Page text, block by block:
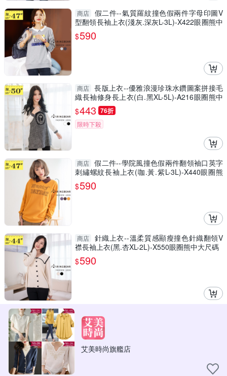
商店
假二件--氣質羅紋撞色假兩件字母印圖V
型翻領長袖上衣(淺灰.深灰L-3L)-X422眼圈熊中
大尺碼
$590
商店 長版上衣--優雅浪漫珍珠水鑽圖案拼接毛
織長袖修身長上衣(白.黑XL-5L)-A216眼圈熊中
大尺碼
$443 76折
限時下殺
商店 假二件--學院風撞色假兩件翻領袖口英字
刺繡螺紋長袖上衣(咖.黃.紫L-3L)-X440眼圈熊
中大尺碼
$590
商店
針織上衣--溫柔質感顯瘦撞色針織翻領V
襟長袖上衣(黑.杏XL-2L)-X550眼圈熊中大尺碼
$590
艾美時尚旗艦店